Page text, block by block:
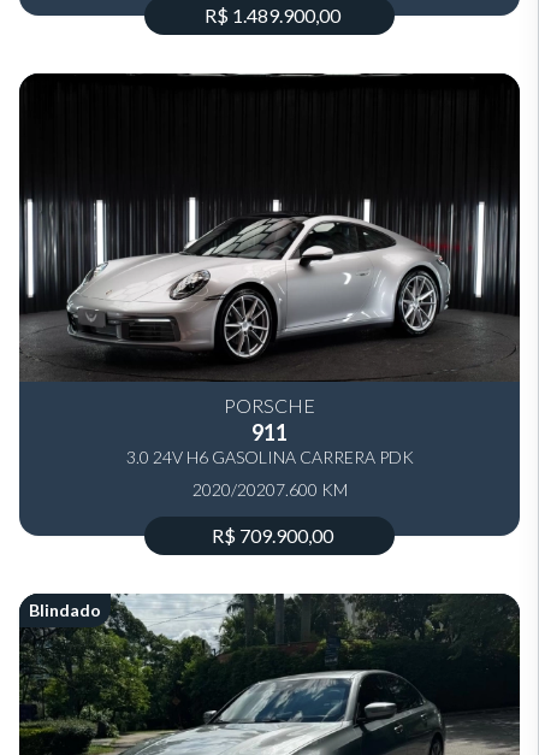
R$ 1.489.900,00
PORSCHE
911
3.0 24V H6 GASOLINA CARRERA PDK
2020/20207.600 KM
R$ 709.900,00
Blindado